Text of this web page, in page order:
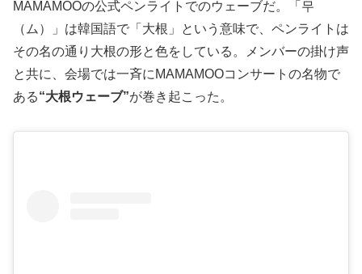
MAMAMOOの公式ペンライトでのウェーブだ。「무
（ム）」は韓国語で「大根」という意味で、ペンライトは
その名の通り大根の形と色をしている。メンバーの掛け声
と共に、会場では一斉にMAMAMOOコンサートの名物で
ある“大根ウェーブ”が巻き起こった。